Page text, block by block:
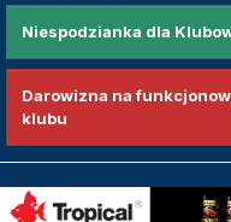
Niespodzianka dla
Darowizna na
klubu